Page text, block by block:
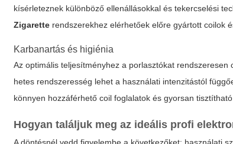
kísérleteznek különböző ellenállásokkal és tekercselési
Zigarette rendszerekhez elérhetőek előre gyártott coilok
Karbanartás és higiénia
Az optimális teljesítményhez a porlasztókat
hetes rendszeresség lehet a használati intenzitástól
könnyen hozzáférhető coil foglalatok és gyorsan
Hogyan találjuk meg az ideális profi